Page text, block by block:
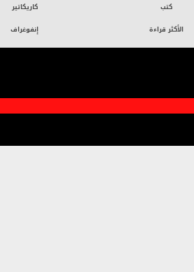
كتب
الأكثر قراءة
كاريكاتير
إنفوغراف